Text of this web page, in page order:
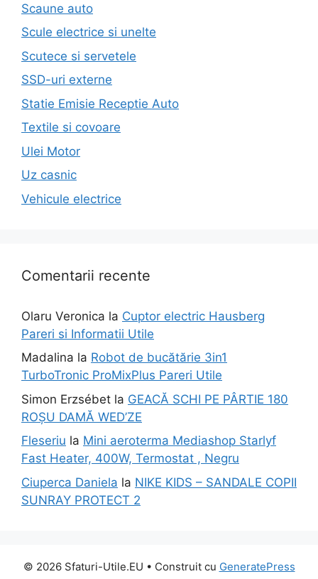
Scaune auto
Scule electrice si unelte
Scutece si servetele
SSD-uri externe
Statie Emisie Receptie Auto
Textile si covoare
Ulei Motor
Uz casnic
Vehicule electrice
Comentarii recente
Olaru Veronica la Cuptor electric Hausberg
Pareri si Informatii Utile
Madalina la Robot de bucătărie 3in1
TurboTronic ProMixPlus Pareri Utile
Simon Erzsébet la GEACĂ SCHI PE PÂRTIE 180
ROȘU DAMĂ WED’ZE
Fleseriu la Mini aeroterma Mediashop Starlyf
Fast Heater, 400W, Termostat , Negru
Ciuperca Daniela la NIKE KIDS – SANDALE COPII
SUNRAY PROTECT 2
© 2026 Sfaturi-Utile.EU • Construit cu GeneratePress